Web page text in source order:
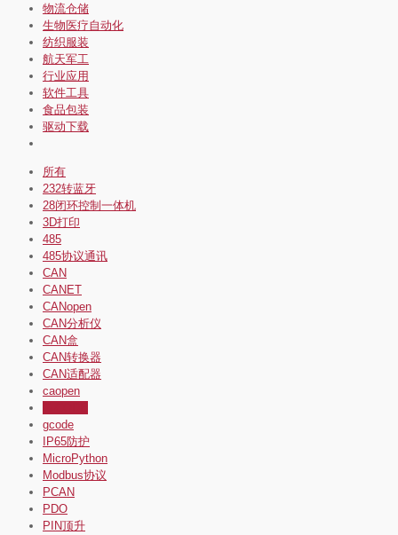
物流仓储
生物医疗自动化
纺织服装
航天军工
行业应用
软件工具
食品包装
驱动下载
所有
232转蓝牙
28闭环控制一体机
3D打印
485
485协议通讯
CAN
CANET
CANopen
CAN分析仪
CAN盒
CAN转换器
CAN适配器
caopen
gcode
IP65防护
MicroPython
Modbus协议
PCAN
PDO
PIN顶升